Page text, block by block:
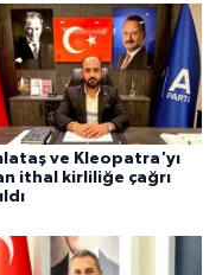
ve Kleopatra'yı
ithal kirliliğe çağrı